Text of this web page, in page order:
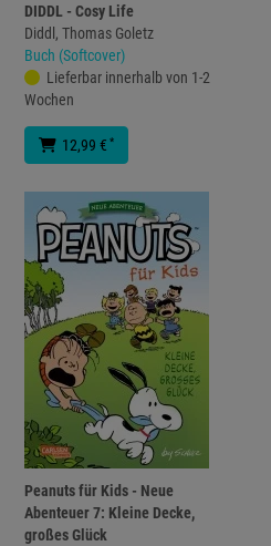
DIDDL - Cosy Life
Diddl, Thomas Goletz
Buch (Softcover)
Lieferbar innerhalb von 1-2
Wochen
12,99 € *
Peanuts für Kids - Neue
Abenteuer 7: Kleine Decke,
großes Glück